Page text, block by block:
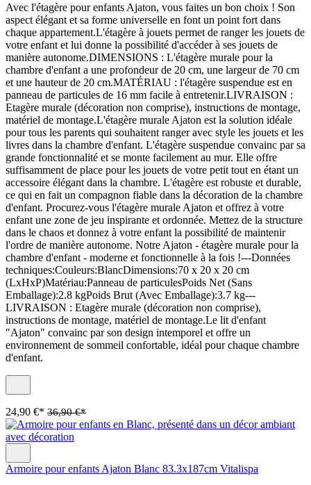
Avec l'étagère pour enfants Ajaton, vous faites un bon choix ! Son
aspect élégant et sa forme universelle en font un point fort dans
chaque appartement.L'étagère à jouets permet de ranger les jouets de
votre enfant et lui donne la possibilité d'accéder à ses jouets de
manière autonome.DIMENSIONS : L'étagère murale pour la
chambre d'enfant a une profondeur de 20 cm, une largeur de 70 cm
et une hauteur de 20 cm.MATÉRIAU : l'étagère suspendue est en
panneau de particules de 16 mm facile à entretenir.LIVRAISON :
Etagère murale (décoration non comprise), instructions de montage,
matériel de montage.L'étagère murale Ajaton est la solution idéale
pour tous les parents qui souhaitent ranger avec style les jouets et les
livres dans la chambre d'enfant. L'étagère suspendue convainc par sa
grande fonctionnalité et se monte facilement au mur. Elle offre
suffisamment de place pour les jouets de votre petit tout en étant un
accessoire élégant dans la chambre. L'étagère est robuste et durable,
ce qui en fait un compagnon fiable dans la décoration de la chambre
d'enfant. Procurez-vous l'étagère murale Ajaton et offrez à votre
enfant une zone de jeu inspirante et ordonnée. Mettez de la structure
dans le chaos et donnez à votre enfant la possibilité de maintenir
l'ordre de manière autonome. Notre Ajaton - étagère murale pour la
chambre d'enfant - moderne et fonctionnelle à la fois !---Données
techniques:Couleurs:BlancDimensions:70 x 20 x 20 cm
(LxHxP)Matériau:Panneau de particulesPoids Net (Sans
Emballage):2.8 kgPoids Brut (Avec Emballage):3.7 kg---
LIVRAISON : Etagère murale (décoration non comprise),
instructions de montage, matériel de montage.Le lit d'enfant
"Ajaton" convainc par son design intemporel et offre un
environnement de sommeil confortable, idéal pour chaque chambre
d'enfant.
24,90 €* 36,90 €*
Armoire pour enfants Ajaton Blanc 83.3x187cm Vitalispa